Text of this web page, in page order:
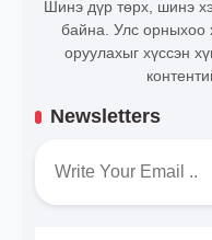
Шинэ дүр төрх, шинэ
байна. Улс орныхоо
оруулахыг хүссэн
Newsletters